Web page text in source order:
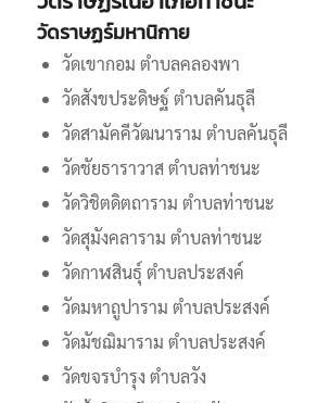
วัดราษฏร์มหานิกาย
วัดเขากอม ตำบลคลองพา
วัดสังขประดิษฐ์ ตำบลคันธุลี
วัดสามัคคีวัฒนาราม ตำบลคันธุลี
วัดชัยธาราวาส ตำบลท่าชนะ
วัดวิชิตดิตถาราม ตำบลท่าชนะ
วัดสุมังคลาราม ตำบลท่าชนะ
วัดกาฬสินธุ์ ตำบลประสงค์
วัดมหาถูปาราม ตำบลประสงค์
วัดมัชฌิมาราม ตำบลประสงค์
วัดขจรบำรุง ตำบลวัง